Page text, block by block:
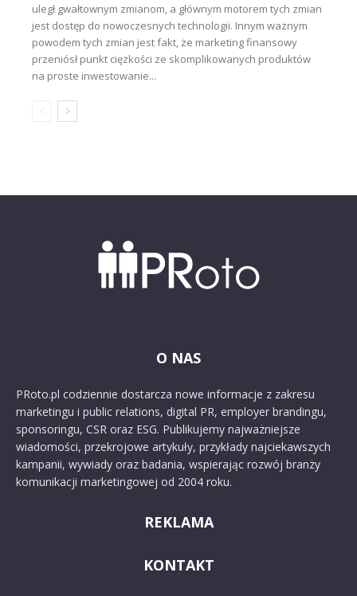
uległ gwałtownym zmianom, a głównym motorem tych zmian
jest dostęp do nowoczesnych technologii. Innym ważnym
powodem tych zmian jest fakt, że marketing finansowy
przeniósł punkt ciężkości ze skomplikowanych produktów
na proste inwestowanie...
O NAS
PRoto.pl codziennie dostarcza nowe informacje z zakresu
marketingu i public relations, digital PR, employer brandingu,
sponsoringu, CSR oraz ESG. Publikujemy najważniejsze
wiadomości, przekrojowe artykuły, przykłady najciekawszych
kampanii, wywiady oraz badania, wspierając rozwój branży
komunikacji marketingowej od 2004 roku.
REKLAMA
KONTAKT